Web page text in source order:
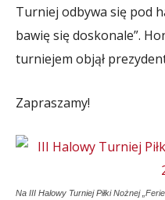
Turniej odbywa się pod
bawię się doskonale”.
turniejem objął
Zapraszamy!
Na III Halowy Turniej Piłki Nożnej